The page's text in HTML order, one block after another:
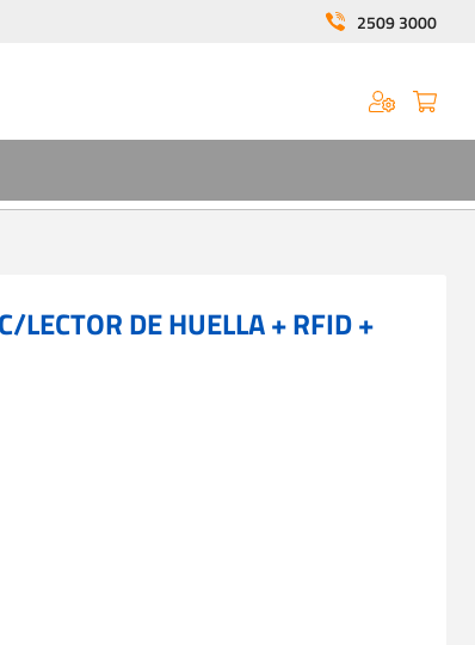
2509 3000
DE HUELLA + RFID +